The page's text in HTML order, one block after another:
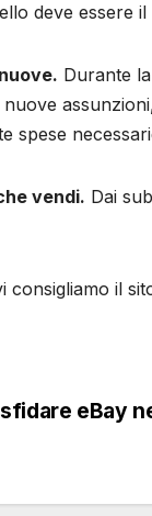
deve
Durante
spese
vendi. Dai
il
eBay